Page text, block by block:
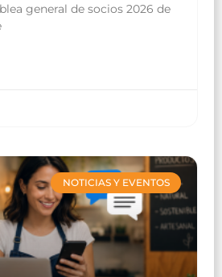
general de socios 2026 de
NOTICIAS Y EVENTOS